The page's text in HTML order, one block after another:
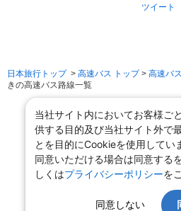
ツイート
日本旅行トップ> 高速バス トップ> 高速バ
きの高速バス路線一覧
当社サイト内においてお客様ご
供する目的及び当社サイト外で
とを目的にCookieを使用してい
同意いただける場合は同意する
しくはプライバシーポリシーを
同意しない